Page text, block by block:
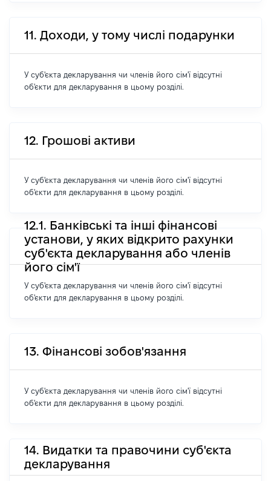
11. Доходи, у тому числі подарунки
У суб'єкта декларування чи членів його сім'ї відсутні
об'єкти для декларування в цьому розділі.
12. Грошові активи
У суб'єкта декларування чи членів його сім'ї відсутні
об'єкти для декларування в цьому розділі.
12.1. Банківські та інші фінансові
установи, у яких відкрито рахунки
суб'єкта декларування або членів
його сім'ї
У суб'єкта декларування чи членів його сім'ї відсутні
об'єкти для декларування в цьому розділі.
13. Фінансові зобов'язання
У суб'єкта декларування чи членів його сім'ї відсутні
об'єкти для декларування в цьому розділі.
14. Видатки та правочини суб'єкта
декларування